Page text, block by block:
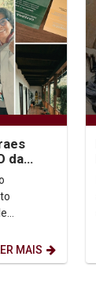
da
MAIS